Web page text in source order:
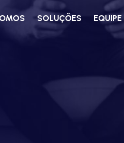
SOLUÇÕES EQUIPE